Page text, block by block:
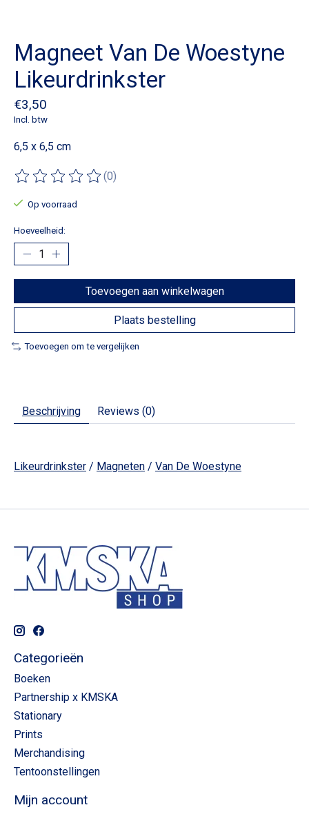
Magneet Van De Woestyne
Likeurdrinkster
€3,50
Incl. btw
6,5 x 6,5 cm
De beoordeling van dit product is
(0)
Op voorraad
Hoeveelheid:
Toevoegen aan winkelwagen
Plaats bestelling
Toevoegen om te vergelijken
Beschrijving Reviews (0)
Likeurdrinkster / Magneten / Van De Woestyne
Categorieën
Boeken
Partnership x KMSKA
Stationary
Prints
Merchandising
Tentoonstellingen
Mijn account